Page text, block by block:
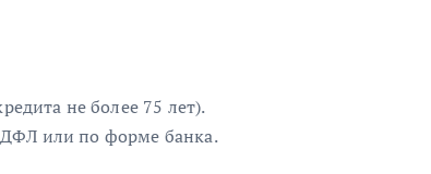
не более 75 лет).
или по форме банка.